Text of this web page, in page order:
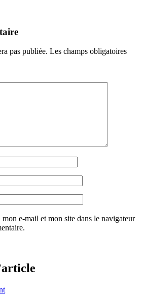
pas publiée. Les champs obligatoires
e-mail et mon site dans le navigateur